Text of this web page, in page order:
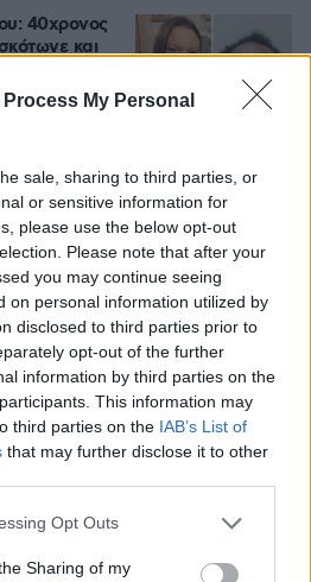
Process My Personal
sale, sharing to third parties, or
or sensitive information for
please use the below opt-out
Please note that after your
you may continue seeing
on personal information utilized by
disclosed to third parties prior to
opt-out of the further
information by third parties on the
This information may
third parties on the IAB’s List of
that may further disclose it to other
app uses one or more Google
usage behaviour. You may click to
Opt Outs
Sharing of my
40χρονος
και
αγκαλιά
Ελβετία και
φαγητό
43
Οι νέοι
Airbnb και
14